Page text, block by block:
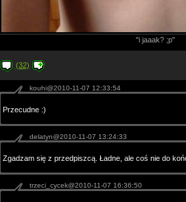
"i jaaak? ;p"
(32)
kouhi@2010-11-07 12:33:54
Przecudne :)
delatyn@2010-11-07 13:24:33
Zgadzam się z przedpiszcą. Ładne, ale coś nie do
trzeci_cycek@2010-11-07 16:36:50